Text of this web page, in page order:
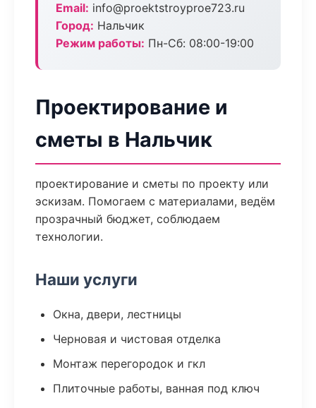
Email: info@proektstroyproe723.ru
Город: Нальчик
Режим работы: Пн-Сб: 08:00-19:00
Проектирование и
сметы в Нальчик
проектирование и сметы по проекту или
эскизам. Помогаем с материалами, ведём
прозрачный бюджет, соблюдаем
технологии.
Наши услуги
Окна, двери, лестницы
Черновая и чистовая отделка
Монтаж перегородок и гкл
Плиточные работы, ванная под ключ